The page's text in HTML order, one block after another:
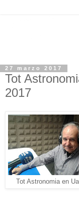
27 marzo 2017
Tot
2017
Tot Astronomia en